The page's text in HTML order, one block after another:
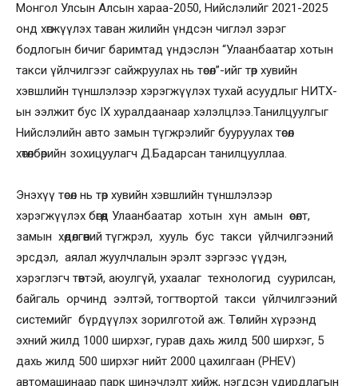
Монгол Улсын Алсын хараа-2050, Нийслэлийг 2021-2025
онд хөгжүүлэх таван жилийн үндсэн чиглэл зэрэг
бодлогын бичиг баримтад үндэслэн “Улаанбаатар хотын
такси үйлчилгээг сайжруулах нь төсөл”-ийг төр хувийн
хэвшлийн түншлэлээр хэрэгжүүлэх тухай асуудлыг НИТХ-
ын ээлжит бус IX хуралдаанаар хэлэлцлээ.Танилцуулгыг
Нийслэлийн авто замын түгжрэлийг бууруулах төсөл
хөтөлбөрийн зохицуулагч Д.Бадарсан танилцууллаа.
Энэхүү төсөл нь төр хувийн хэвшлийн түншлэлээр
хэрэгжүүлэх бөгөөд Улаанбаатар хотын хүн амын өсөлт,
замын хөдөлгөөний түгжрэл, хууль бус такси үйлчилгээний
эрсдэл, аялал жуулчлалын эрэлт зэргээс үүдэн,
хэрэглэгч төвтэй, аюулгүй, ухаалаг технологид суурилсан,
байгаль орчинд ээлтэй, тогтвортой такси үйлчилгээний
системийг бүрдүүлэх зорилготой аж. Төслийн хүрээнд
эхний жилд 1000 ширхэг, гурав дахь жилд 500 ширхэг, 5
дахь жилд 500 ширхэг нийт 2000 цахилгаан (PHEV)
автомашинаар парк шинэчлэлт хийж, нэгдсэн удирдлагын